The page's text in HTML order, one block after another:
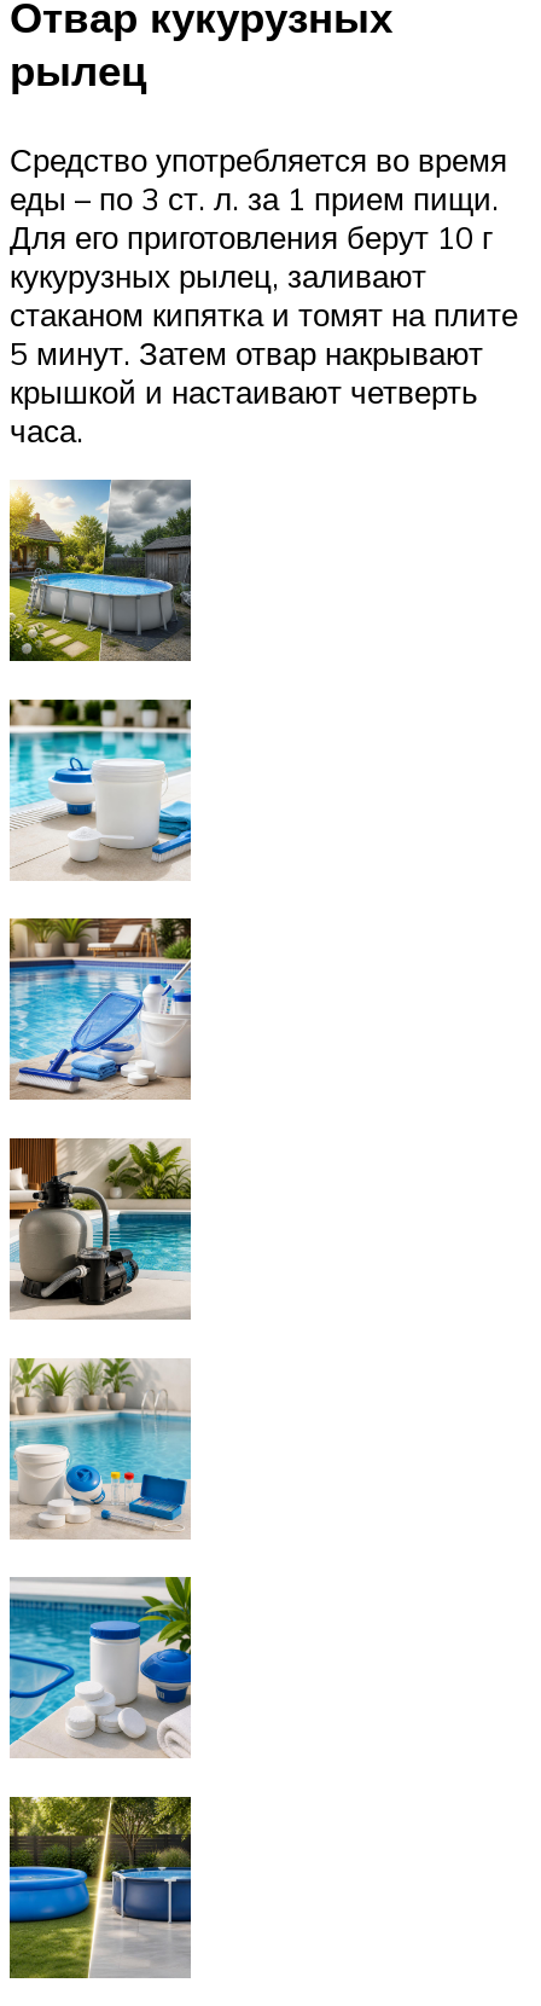
Отвар кукурузных
рылец
Средство употребляется во время
еды – по 3 ст. л. за 1 прием пищи.
Для его приготовления берут 10 г
кукурузных рылец, заливают
стаканом кипятка и томят на плите
5 минут. Затем отвар накрывают
крышкой и настаивают четверть
часа.